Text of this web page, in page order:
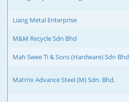
Liang Metal Enterprise
M&M Recycle Sdn Bhd
Mah Swee Ti & Sons (Hardware) Sdn Bhd
Matrrix Advance Steel (M) Sdn. Bhd.